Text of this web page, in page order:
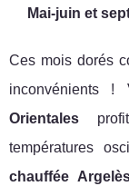
Mai-juin et
Ces mois dorés
inconvénients !
Orientales
températures
chauffée